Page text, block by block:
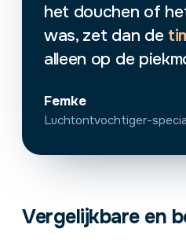
het douchen of
was, zet dan de
alleen op de
Femke
Luchtontvochtiger-
Vergelijkbare en